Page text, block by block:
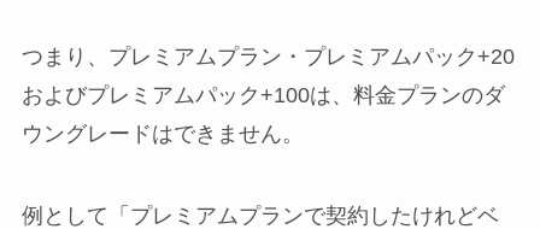
つまり、プレミアムプラン・プレミアムパック+20
およびプレミアムパック+100は、料金プランのダ
ウングレードはできません。
例として「プレミアムプランで契約したけれどベ